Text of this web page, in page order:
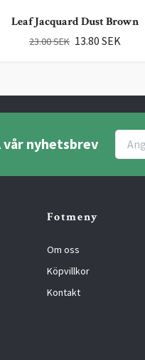
Leaf Jacquard Dust Brown
23.00 SEK 13.80 SEK
nyhetsbrev
Fotmeny
Om oss
Köpvillkor
Kontakt